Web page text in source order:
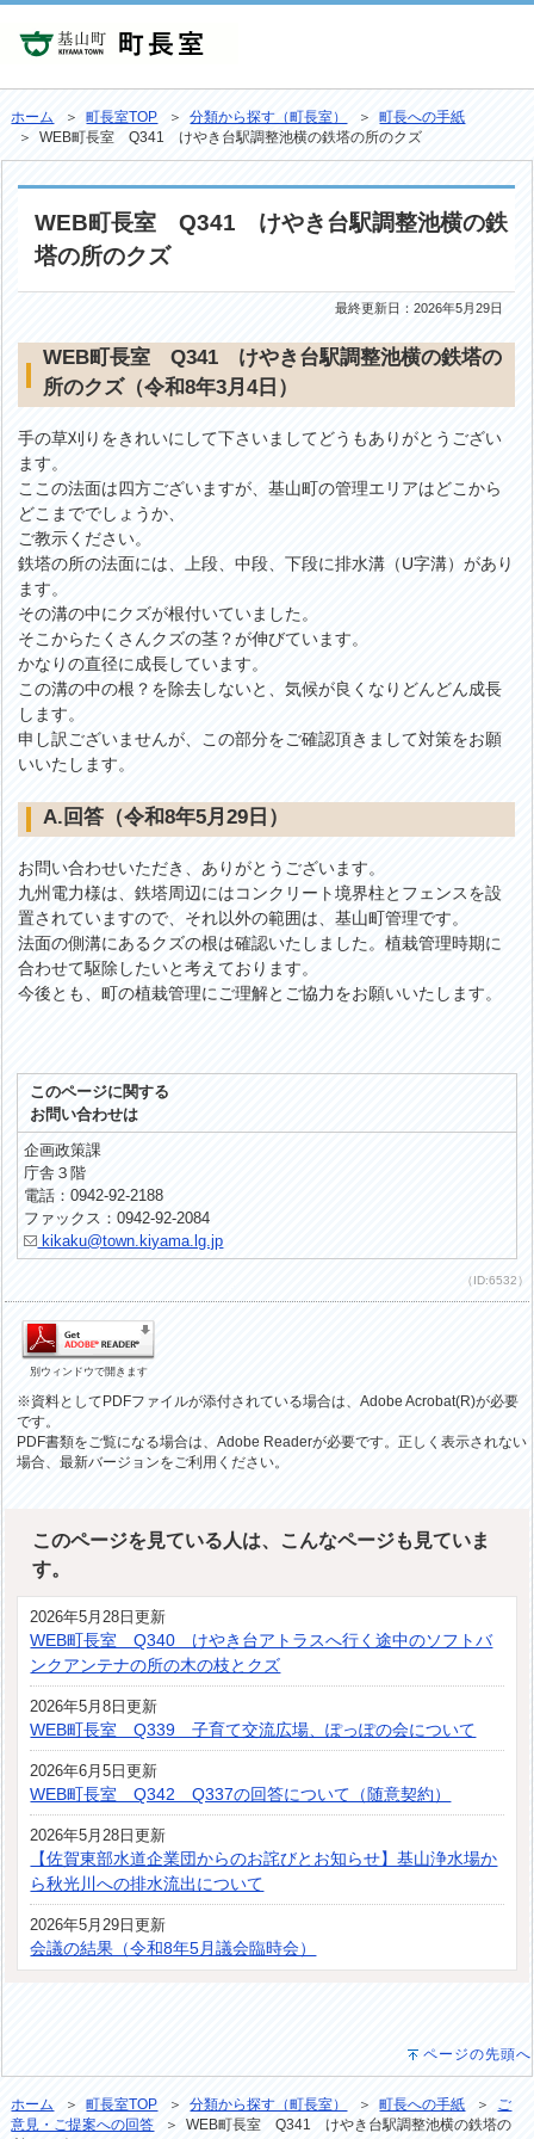
ホーム ＞町長室TOP ＞分類から探す（町長室） ＞町長への手紙
＞ WEB町長室 Q341 けやき台駅調整池横の鉄塔の所のクズ
WEB町長室 Q341 けやき台駅調整池横の鉄
塔の所のクズ
最終更新日：2026年5月29日
WEB町長室 Q341 けやき台駅調整池横の鉄塔の
所のクズ（令和8年3月4日）
手の草刈りをきれいにして下さいましてどうもありがとうござい
ます。
ここの法面は四方ございますが、基山町の管理エリアはどこから
どこまででしょうか、
ご教示ください。
鉄塔の所の法面には、上段、中段、下段に排水溝（U字溝）があり
ます。
その溝の中にクズが根付いていました。
そこからたくさんクズの茎？が伸びています。
かなりの直径に成長しています。
この溝の中の根？を除去しないと、気候が良くなりどんどん成長
します。
申し訳ございませんが、この部分をご確認頂きまして対策をお願
いいたします。
A.回答（令和8年5月29日）
お問い合わせいただき、ありがとうございます。
九州電力様は、鉄塔周辺にはコンクリート境界柱とフェンスを設
置されていますので、それ以外の範囲は、基山町管理です。
法面の側溝にあるクズの根は確認いたしました。植栽管理時期に
合わせて駆除したいと考えております。
今後とも、町の植栽管理にご理解とご協力をお願いいたします。
このページに関する
お問い合わせは
企画政策課
庁舎３階
電話：0942-92-2188
ファックス：0942-92-2084
kikaku@town.kiyama.lg.jp
（ID:6532）
別ウィンドウで開きます
※資料としてPDFファイルが添付されている場合は、Adobe Acrobat(R)が必要
です。
PDF書類をご覧になる場合は、Adobe Readerが必要です。正しく表示されない
場合、最新バージョンをご利用ください。
このページを見ている人は、こんなページも見ていま
す。
2026年5月28日更新
WEB町長室 Q340 けやき台アトラスへ行く途中のソフトバ
ンクアンテナの所の木の枝とクズ
2026年5月8日更新
WEB町長室 Q339 子育て交流広場、ぽっぽの会について
2026年6月5日更新
WEB町長室 Q342 Q337の回答について（随意契約）
2026年5月28日更新
【佐賀東部水道企業団からのお詫びとお知らせ】基山浄水場か
ら秋光川への排水流出について
2026年5月29日更新
会議の結果（令和8年5月議会臨時会）
ページの先頭へ
ホーム ＞町長室TOP ＞分類から探す（町長室） ＞町長への手紙 ＞ ご
意見・ご提案への回答 ＞ WEB町長室 Q341 けやき台駅調整池横の鉄塔の